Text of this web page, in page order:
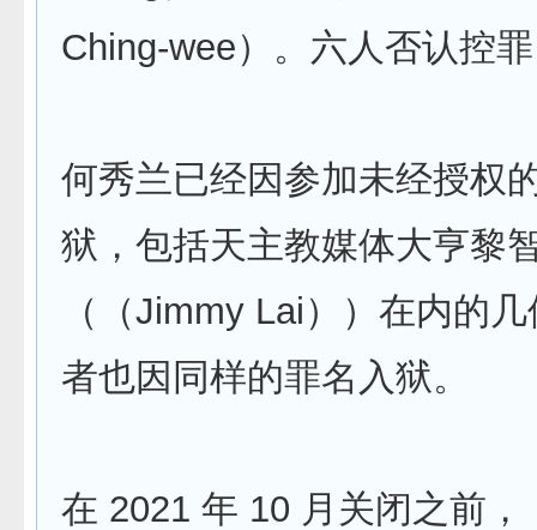
Ching-wee）。六人否认控
何秀兰已经因参加未经授权
狱，包括天主教媒体大亨黎
（（Jimmy Lai））在内的
者也因同样的罪名入狱。
在 2021 年 10 月关闭之前，